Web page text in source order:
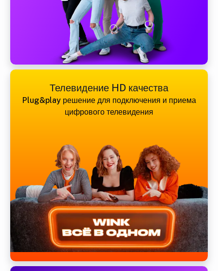
Телевидение HD качества
Plug&play решение для подключения и приема
цифрового телевидения